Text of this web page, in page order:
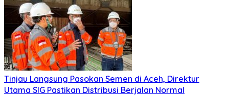
Tinjau Langsung Pasokan Semen di Aceh, Direktur
Utama SIG Pastikan Distribusi Berjalan Normal